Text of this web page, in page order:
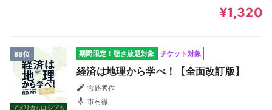
¥1,320
88位 期間限定！聴き放題対象 チケット対象
経済は地理から学べ！【全面改訂版】
宮路秀作
市村徹